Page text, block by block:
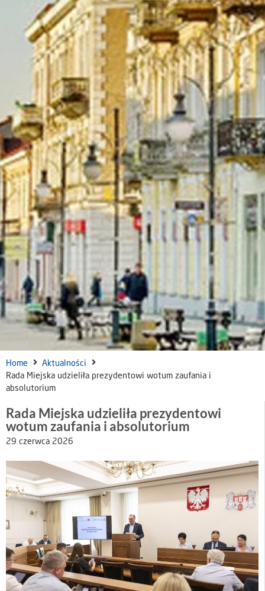
Home
Aktualności
Rada Miejska udzieliła prezydentowi wotum zaufania i
absolutorium
Rada Miejska udzieliła prezydentowi
wotum zaufania i absolutorium
29 czerwca 2026